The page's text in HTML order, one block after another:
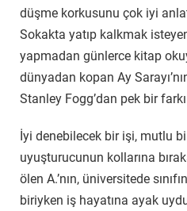
düşme korkusunu çok iyi
Sokakta yatıp kalkmak
yapmadan günlerce kitap
dünyadan kopan Ay
Stanley Fogg’dan pek bir
İyi denebilecek bir işi, mutlu
uyuşturucunun kollarına
ölen A.’nın, üniversitede
biriyken iş hayatına ayak